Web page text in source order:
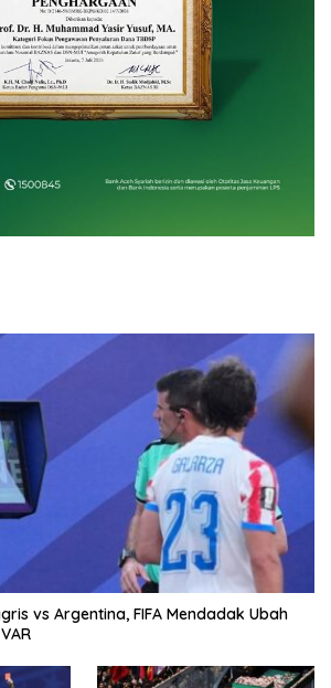
vs Argentina, FIFA Mendadak Ubah